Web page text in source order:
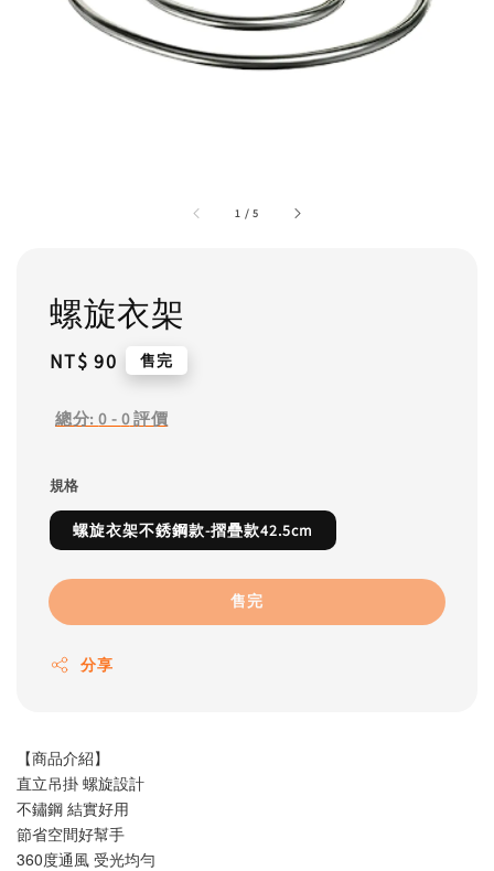
1 /5
螺旋衣架
Regular
NT$ 90 售完
總分:0 - 0評價
規格
螺旋衣架不銹鋼款-摺疊款42.5cm
售完
分享
【商品介紹】
直立吊掛 螺旋設計
不鏽鋼 結實好用
節省空間好幫手
360度通風 受光均勻